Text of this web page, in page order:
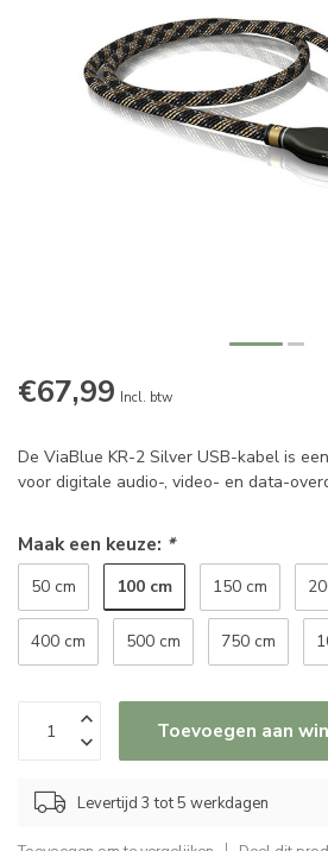
€67,99 Incl. btw
De ViaBlue KR-2 Silver USB-kabel is
voor digitale audio-, video- en data-
Maak een keuze: *
50 cm 100 cm 150 cm
400 cm 500 cm 750 cm
Toevoegen aan
Levertijd 3 tot 5 werkdagen